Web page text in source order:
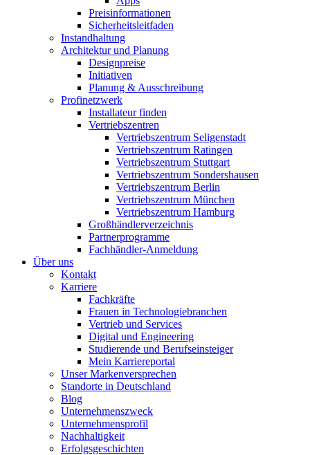
Preisinformationen
Sicherheitsleitfaden
Instandhaltung
Architektur und Planung
Designpreise
Initiativen
Planung & Ausschreibung
Profinetzwerk
Installateur finden
Vertriebszentren
Vertriebszentrum Seligenstadt
Vertriebszentrum Ratingen
Vertriebszentrum Stuttgart
Vertriebszentrum Sondershausen
Vertriebszentrum Berlin
Vertriebszentrum München
Vertriebszentrum Hamburg
Großhändlerverzeichnis
Partnerprogramme
Fachhändler-Anmeldung
Über uns
Kontakt
Karriere
Fachkräfte
Frauen in Technologiebranchen
Vertrieb und Services
Digital und Engineering
Studierende und Berufseinsteiger
Mein Karriereportal
Unser Markenversprechen
Standorte in Deutschland
Blog
Unternehmenszweck
Unternehmensprofil
Nachhaltigkeit
Erfolgsgeschichten